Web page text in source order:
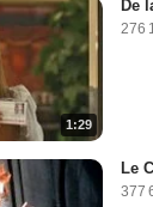
1:29
De
276
Le
377